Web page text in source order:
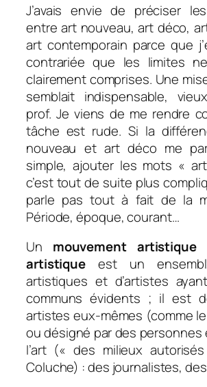
J’avais envie de préciser
entre art nouveau, art déco,
art contemporain parce que
contrariée que les limites
clairement comprises. Une
semblait indispensable,
prof. Je viens de me rendre
tâche est rude. Si la
nouveau et art déco me
simple, ajouter les mots «
c’est tout de suite plus
parle pas tout à fait de la
Période, époque, courant…
Un mouvement artistique
artistique est un
artistiques et d’artistes
communs évidents ; il est
artistes eux-mêmes (comme
ou désigné par des personnes
l’art (« des milieux
Coluche) : des journalistes,